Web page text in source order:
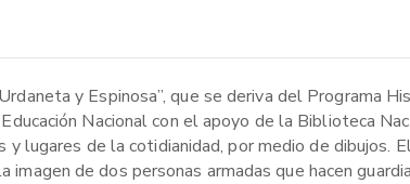
y Espinosa”, que se deriva del Programa
Nacional con el apoyo de la Biblioteca
lugares de la cotidianidad, por medio de dibujos.
de dos personas armadas que hacen